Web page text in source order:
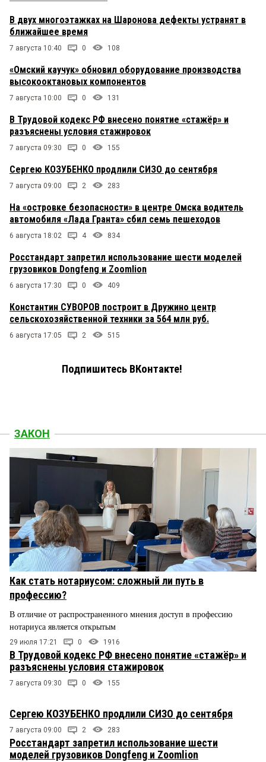
В двух многоэтажках на Шаронова дефекты устранят в
ближайшее время
7 августа 10:40 0 108
«Омский каучук» обновил оборудование производства
высокооктановых компонентов
7 августа 10:00 0 131
В Трудовой кодекс РФ внесено понятие «стажёр» и
разъяснены условия стажировок
7 августа 09:30 0 155
Сергею КОЗУБЕНКО продлили СИЗО до сентября
7 августа 09:00 2 283
На «островке безопасности» в центре Омска водитель
автомобиля «Лада Гранта» сбил семь пешеходов
6 августа 18:02 4 834
Росстандарт запретил использование шести моделей
грузовиков Dongfeng и Zoomlion
6 августа 17:30 0 409
Константин СУВОРОВ построит в Дружино центр
сельскохозяйственной техники за 564 млн руб.
6 августа 17:05 2 515
Подпишитесь ВКонтакте!
ЗАКОН
Как стать нотариусом: сложный ли путь в
профессию?
В отличие от распространенного мнения доступ в профессию
нотариуса является открытым
29 июля 17:21 0 1916
В Трудовой кодекс РФ внесено понятие «стажёр» и
разъяснены условия стажировок
7 августа 09:30 0 155
Сергею КОЗУБЕНКО продлили СИЗО до сентября
7 августа 09:00 2 283
Росстандарт запретил использование шести
моделей грузовиков Dongfeng и Zoomlion